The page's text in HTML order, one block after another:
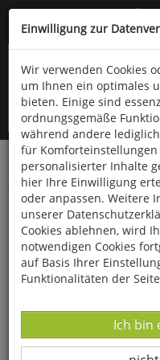
Kompletten Head der
oder
Startseite Bücher
Methoden
Einwilligung zur
Wir verwenden Cookies
um Ihnen ein optimales
bieten. Einige sind
ordnungsgemäße
während andere
für Komforteinstellungen
personalisierter Inhalte
hier Ihre Einwilligung
oder anpassen. Weitere
unserer
Cookies ablehnen, wird
notwendigen Cookies
auf Basis Ihrer
Funktionalitäten der
Ich bin